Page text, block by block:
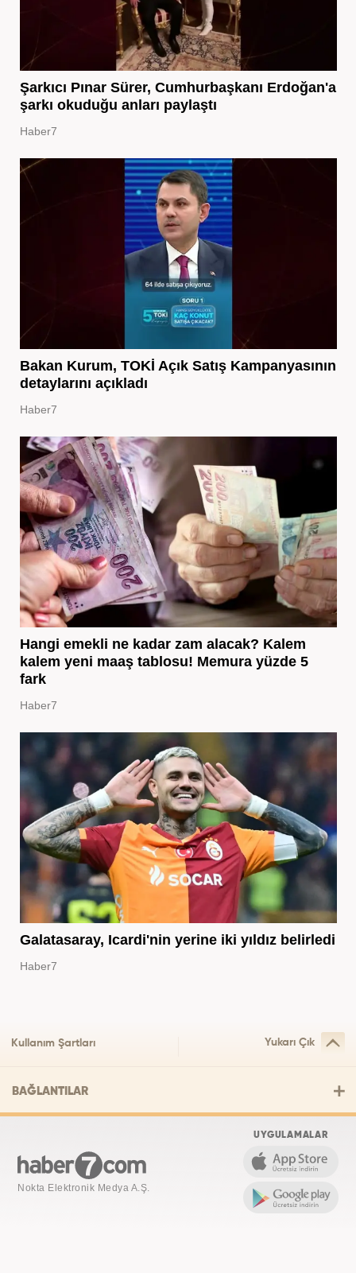
Şarkıcı Pınar Sürer, Cumhurbaşkanı Erdoğan'a
şarkı okuduğu anları paylaştı
Haber7
Bakan Kurum, TOKİ Açık Satış Kampanyasının
detaylarını açıkladı
Haber7
Hangi emekli ne kadar zam alacak? Kalem
kalem yeni maaş tablosu! Memura yüzde 5
fark
Haber7
Galatasaray, Icardi'nin yerine iki yıldız belirledi
Haber7
Kullanım Şartları Yukarı Çık
BAĞLANTILAR
Nokta Elektronik Medya A.Ş.
UYGULAMALAR